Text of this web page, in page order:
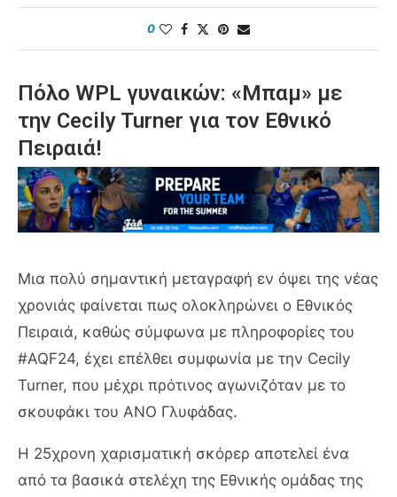
0
Πόλο WPL γυναικών: «Μπαμ» με
την Cecily Turner για τον Εθνικό
Πειραιά!
Μια πολύ σημαντική μεταγραφή εν όψει της νέας
χρονιάς φαίνεται πως ολοκληρώνει ο Εθνικός
Πειραιά, καθώς σύμφωνα με πληροφορίες του
#AQF24, έχει επέλθει συμφωνία με την Cecily
Turner, που μέχρι πρότινος αγωνιζόταν με το
σκουφάκι του ΑΝΟ Γλυφάδας.
Η 25χρονη χαρισματική σκόρερ αποτελεί ένα
από τα βασικά στελέχη της Εθνικής ομάδας της